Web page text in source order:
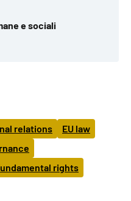
e sociali
relations
EU law
rights